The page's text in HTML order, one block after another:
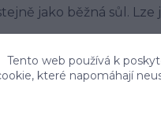
jako běžná sůl.
s.r.o. ,
Tento web používá k
které napomáhají